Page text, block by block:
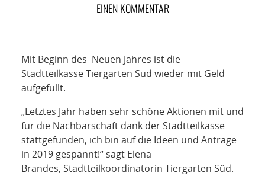
NETZWERK
SPONSORING
KONTAKT
EINEN KOMMENTAR
Mit Beginn des Neuen Jahres ist die
Stadtteilkasse Tiergarten Süd wieder mit Geld
aufgefüllt.
„Letztes Jahr haben sehr schöne Aktionen mit und
für die Nachbarschaft dank der Stadtteilkasse
stattgefunden, ich bin auf die Ideen und Anträge
in 2019 gespannt!“ sagt Elena
Brandes, Stadtteilkoordinatorin Tiergarten Süd.